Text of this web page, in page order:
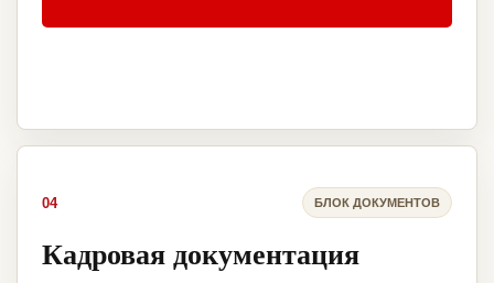
04 БЛОК ДОКУМЕНТОВ
Кадровая документация